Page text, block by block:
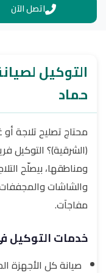
اتصل الآن
التوكيل
حماد
محتاج تصليح تلاجة
(الشرقية)؟ التوكيل
ومناطقها، بيصلّح
والشاشات
مفاجآت.
خدمات التوكيل
صيانة كل الأجهزة